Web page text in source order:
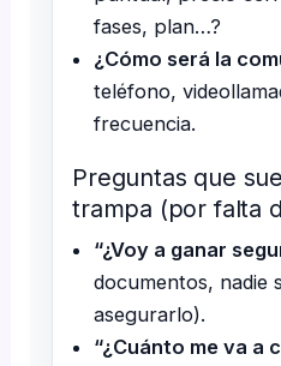
fases, plan…?
¿Cómo será la
teléfono,
frecuencia.
Preguntas que
trampa (por falta
“¿Voy a ganar
documentos, nadie
asegurarlo).
“¿Cuánto me va a